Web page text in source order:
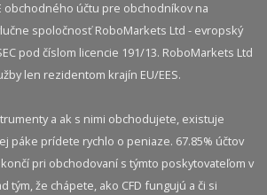
obchodného účtu pre obchodníkov na
spoločnosť RoboMarkets Ltd - evropský
pod číslom licencie 191/13. RoboMarkets Ltd
len rezidentom krajín EU/EES.
a ak s nimi obchodujete, existuje
páke prídete rychlo o peniaze. 67.85% účtov
pri obchodovaní s týmto poskytovateľom v
tým, že chápete, ako CFD fungujú a či si